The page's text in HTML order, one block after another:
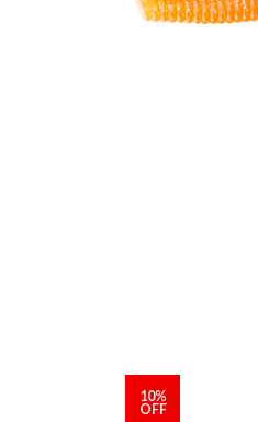
10%
OFF